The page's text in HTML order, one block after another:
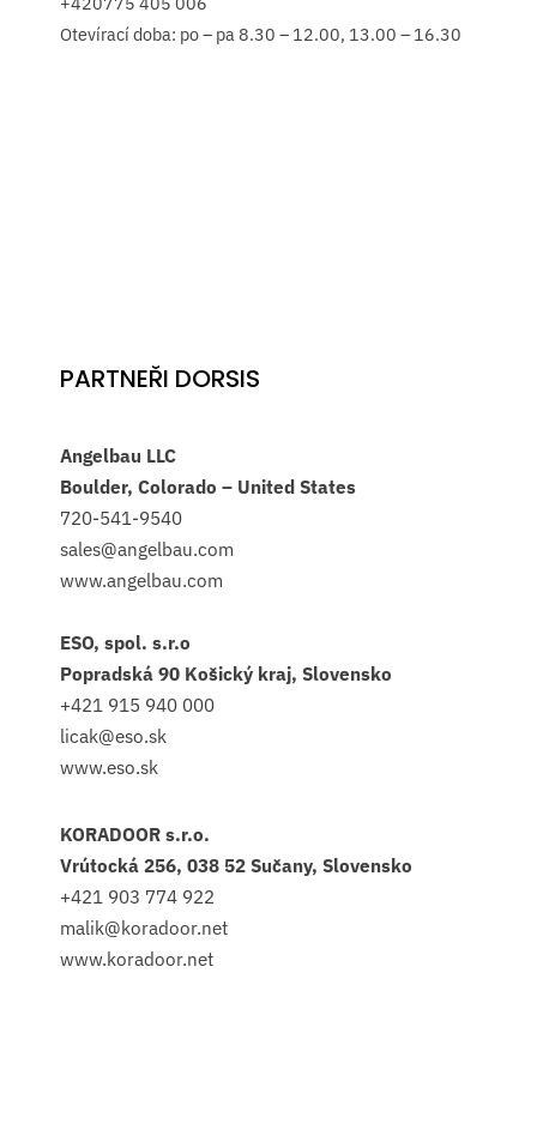
Otevírací doba: po – pa 8.30 – 12.00, 13.00 – 16.30
PARTNEŘI DORSIS
Angelbau LLC
Boulder, Colorado – United States
720-541-9540
sales@angelbau.com
www.angelbau.com
ESO, spol. s.r.o
Popradská 90 Košický kraj, Slovensko
+421 915 940 000
licak@eso.sk
www.eso.sk
KORADOOR s.r.o.
Vrútocká 256, 038 52 Sučany, Slovensko
+421 903 774 922
malik@koradoor.net
www.koradoor.net